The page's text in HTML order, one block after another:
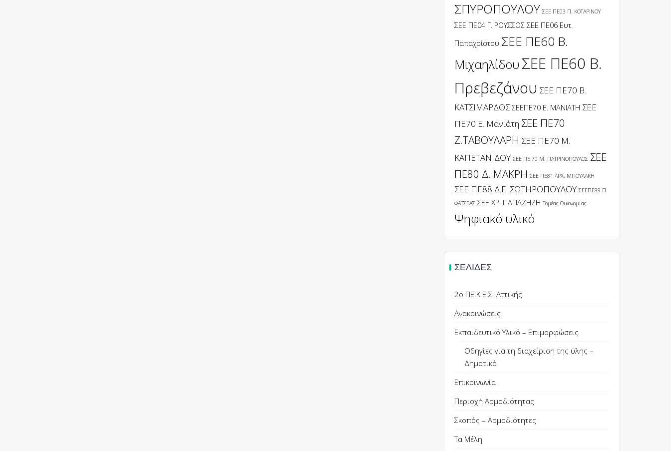
ΣΠΥΡΟΠΟΥΛΟΥ ΣΕΕ ΠΕ03 Π. ΚΟΤΑΡΙΝΟΥ
ΣΕΕ ΠΕ04 Γ. ΡΟΥΣΣΟΣ ΣΕΕ ΠΕ06 Ευτ.
Παπαχρίστου ΣΕΕ ΠΕ60 Β.
Μιχαηλίδου ΣΕΕ ΠΕ60 Β.
Πρεβεζάνου ΣΕΕ ΠΕ70 Β.
ΚΑΤΣΙΜΑΡΔΟΣ ΣΕΕΠΕ70 Ε. ΜΑΝΙΑΤΗ ΣΕΕ
ΠΕ70 Ε. Μανιάτη ΣΕΕ ΠΕ70
Ζ.ΤΑΒΟΥΛΑΡΗ ΣΕΕ ΠΕ70 Μ.
ΚΑΠΕΤΑΝΙΔΟΥ ΣΕΕ ΠΕ 70 Μ. ΠΑΤΡΙΝΟΠΟΥΛΟΣ ΣΕΕ
ΠΕ80 Δ. ΜΑΚΡΗ ΣΕΕ ΠΕ81 ΑΡΧ. ΜΠΟΥΛΑΚΗ
ΣΕΕ ΠΕ88 Δ.Ε. ΣΩΤΗΡΟΠΟΥΛΟΥ ΣΕΕΠΕ89 Π.
ΦΑΤΣΕΑΣ ΣΕΕ ΧΡ. ΠΑΠΑΖΗΖΗ Τομέας Οικονομίας
Ψηφιακό υλικό
ΣΕΛΊΔΕΣ
2ο ΠΕ.Κ.Ε.Σ. Αττικής
Ανακοινώσεις
Εκπαιδευτικό Υλικό – Επιμορφώσεις
Οδηγίες για τη διαχείριση της ύλης –
Δημοτικό
Επικοινωνία
Περιοχή Αρμοδιότητας
Σκοπός – Αρμοδιότητες
Τα Μέλη